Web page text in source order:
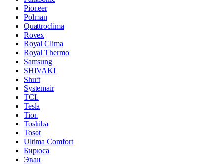
Pioneer
Polman
Quattroclima
Rovex
Royal Clima
Royal Thermo
Samsung
SHIVAKI
Shuft
Systemair
TCL
Tesla
Tion
Toshiba
Tosot
Ultima Comfort
Бирюса
Эван